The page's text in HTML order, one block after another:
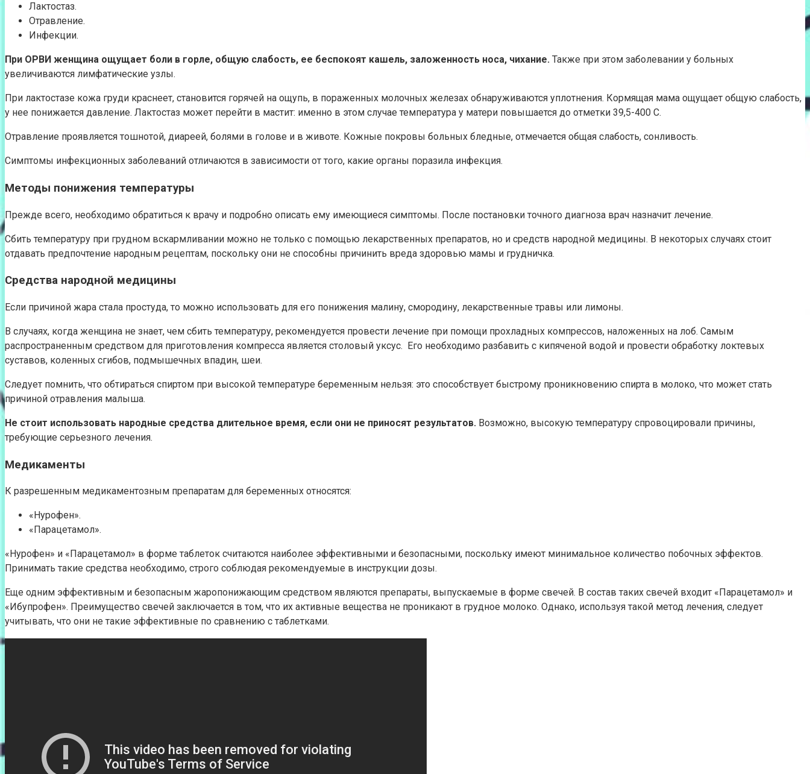
Лактостаз.
Отравление.
Инфекции.
При ОРВИ женщина ощущает боли в горле, общую слабость, ее беспокоят кашель, заложенность носа, чихание. Также при этом заболевании у больных
увеличиваются лимфатические узлы.
При лактостазе кожа груди краснеет, становится горячей на ощупь, в пораженных молочных железах обнаруживаются уплотнения. Кормящая мама ощущает общую слабость,
у нее понижается давление. Лактостаз может перейти в мастит: именно в этом случае температура у матери повышается до отметки 39,5-400 C.
Отравление проявляется тошнотой, диареей, болями в голове и в животе. Кожные покровы больных бледные, отмечается общая слабость, сонливость.
Симптомы инфекционных заболеваний отличаются в зависимости от того, какие органы поразила инфекция.
Методы понижения температуры
Прежде всего, необходимо обратиться к врачу и подробно описать ему имеющиеся симптомы. После постановки точного диагноза врач назначит лечение.
Сбить температуру при грудном вскармливании можно не только с помощью лекарственных препаратов, но и средств народной медицины. В некоторых случаях стоит
отдавать предпочтение народным рецептам, поскольку они не способны причинить вреда здоровью мамы и грудничка.
Средства народной медицины
Если причиной жара стала простуда, то можно использовать для его понижения малину, смородину, лекарственные травы или лимоны.
В случаях, когда женщина не знает, чем сбить температуру, рекомендуется провести лечение при помощи прохладных компрессов, наложенных на лоб. Самым
распространенным средством для приготовления компресса является столовый уксус. Его необходимо разбавить с кипяченой водой и провести обработку локтевых
суставов, коленных сгибов, подмышечных впадин, шеи.
Следует помнить, что обтираться спиртом при высокой температуре беременным нельзя: это способствует быстрому проникновению спирта в молоко, что может стать
причиной отравления малыша.
Не стоит использовать народные средства длительное время, если они не приносят результатов. Возможно, высокую температуру спровоцировали причины,
требующие серьезного лечения.
Медикаменты
К разрешенным медикаментозным препаратам для беременных относятся:
«Нурофен».
«Парацетамол».
«Нурофен» и «Парацетамол» в форме таблеток считаются наиболее эффективными и безопасными, поскольку имеют минимальное количество побочных эффектов.
Принимать такие средства необходимо, строго соблюдая рекомендуемые в инструкции дозы.
Еще одним эффективным и безопасным жаропонижающим средством являются препараты, выпускаемые в форме свечей. В состав таких свечей входит «Парацетамол» и
«Ибупрофен». Преимущество свечей заключается в том, что их активные вещества не проникают в грудное молоко. Однако, используя такой метод лечения, следует
учитывать, что они не такие эффективные по сравнению с таблетками.